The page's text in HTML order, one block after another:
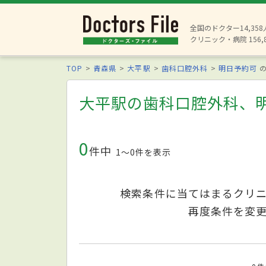
全国のドクター14,358
クリニック・病院
TOP 青森県 大平駅 歯科口腔外科 明日予約可
大平駅の歯科口腔外科、
0件中 1〜0件を表示
検索条件に当てはまるクリ
再度条件を変